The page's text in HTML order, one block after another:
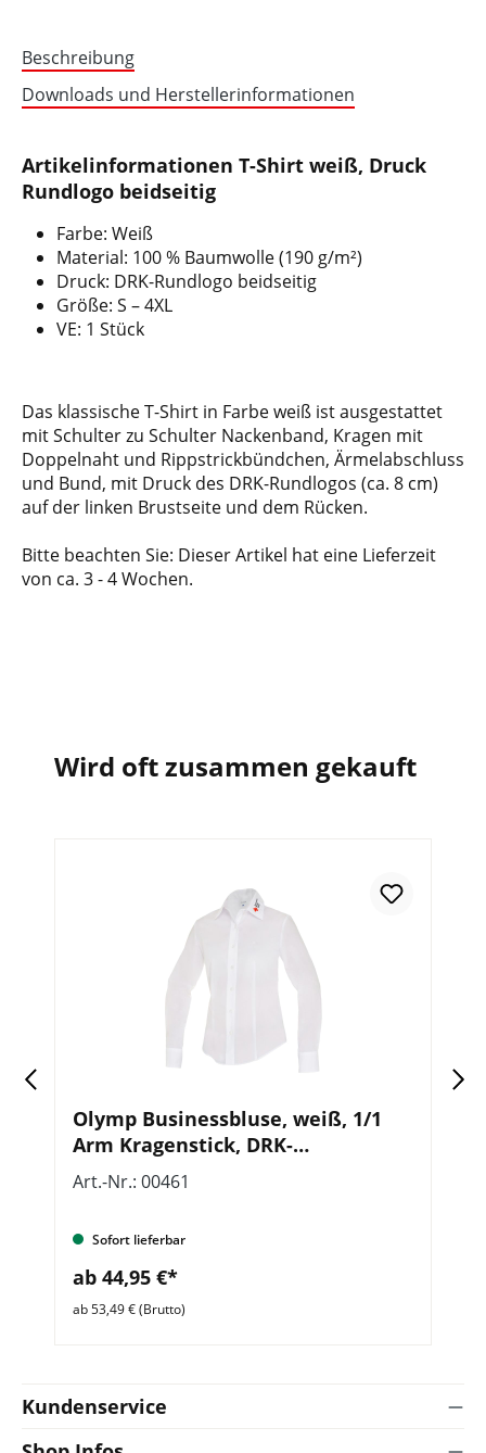
Beschreibung
Downloads und Herstellerinformationen
Artikelinformationen T-Shirt weiß, Druck
Rundlogo beidseitig
Farbe: Weiß
Material: 100 % Baumwolle (190 g/m²)
Druck: DRK-Rundlogo beidseitig
Größe: S – 4XL
VE: 1 Stück
Das klassische T-Shirt in Farbe weiß ist ausgestattet
mit Schulter zu Schulter Nackenband, Kragen mit
Doppelnaht und Rippstrickbündchen, Ärmelabschluss
und Bund, mit Druck des DRK-Rundlogos (ca. 8 cm)
auf der linken Brustseite und dem Rücken.
Bitte beachten Sie: Dieser Artikel hat eine Lieferzeit
von ca. 3 - 4 Wochen.
Wird oft zusammen gekauft
Olymp Businessbluse, weiß, 1/1
Arm Kragenstick, DRK-
Kompaktlogo
Art.-Nr.: 00461
Sofort lieferbar
ab 44,95 €*
ab 53,49 € (Brutto)
Kundenservice